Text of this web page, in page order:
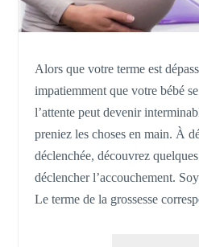
Alors que votre terme est
impatiemment que votre bébé
l’attente peut devenir
preniez les choses en main. À
déclenchée, découvrez
déclencher l’accouchement.
Le terme de la grossesse